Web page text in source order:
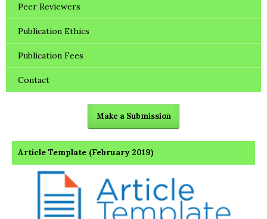
Peer Reviewers
Publication Ethics
Publication Fees
Contact
Make a Submission
Article Template (February 2019)